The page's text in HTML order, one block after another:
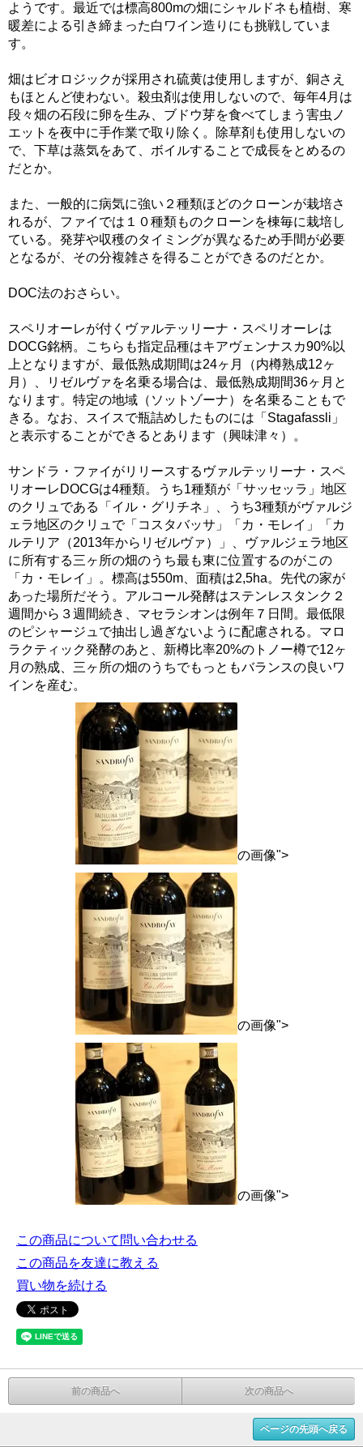
ようです。最近では標高800mの畑にシャルドネも植樹、寒
暖差による引き締まった白ワイン造りにも挑戦していま
す。
畑はビオロジックが採用され硫黄は使用しますが、銅さえ
もほとんど使わない。殺虫剤は使用しないので、毎年4月は
段々畑の石段に卵を生み、ブドウ芽を食べてしまう害虫ノ
エットを夜中に手作業で取り除く。除草剤も使用しないの
で、下草は蒸気をあて、ボイルすることで成長をとめるの
だとか。
また、一般的に病気に強い２種類ほどのクローンが栽培さ
れるが、ファイでは１０種類ものクローンを棟毎に栽培し
ている。発芽や収穫のタイミングが異なるため手間が必要
となるが、その分複雑さを得ることができるのだとか。
DOC法のおさらい。
スペリオーレが付くヴァルテッリーナ・スペリオーレは
DOCG銘柄。こちらも指定品種はキアヴェンナスカ90%以
上となりますが、最低熟成期間は24ヶ月（内樽熟成12ヶ
月）、リゼルヴァを名乗る場合は、最低熟成期間36ヶ月と
なります。特定の地域（ソットゾーナ）を名乗ることもで
きる。なお、スイスで瓶詰めしたものには「Stagafassli」
と表示することができるとあります（興味津々）。
サンドラ・ファイがリリースするヴァルテッリーナ・スペ
リオーレDOCGは4種類。うち1種類が「サッセッラ」地区
のクリュである「イル・グリチネ」、うち3種類がヴァルジ
ェラ地区のクリュで「コスタバッサ」「カ・モレイ」「カ
ルテリア（2013年からリゼルヴァ）」、ヴァルジェラ地区
に所有する三ヶ所の畑のうち最も東に位置するのがこの
「カ・モレイ」。標高は550m、面積は2,5ha。先代の家が
あった場所だそう。アルコール発酵はステンレスタンク２
週間から３週間続き、マセラシオンは例年７日間。最低限
のピシャージュで抽出し過ぎないように配慮される。マロ
ラクティック発酵のあと、新樽比率20%のトノー樽で12ヶ
月の熟成、三ヶ所の畑のうちでもっともバランスの良いワ
インを産む。
の画像">
の画像">
の画像">
この商品について問い合わせる
この商品を友達に教える
買い物を続ける
前の商品へ 次の商品へ
ページの先頭へ戻る